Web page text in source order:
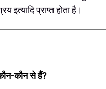
प्राप्त होता है।
कौन से हैं?